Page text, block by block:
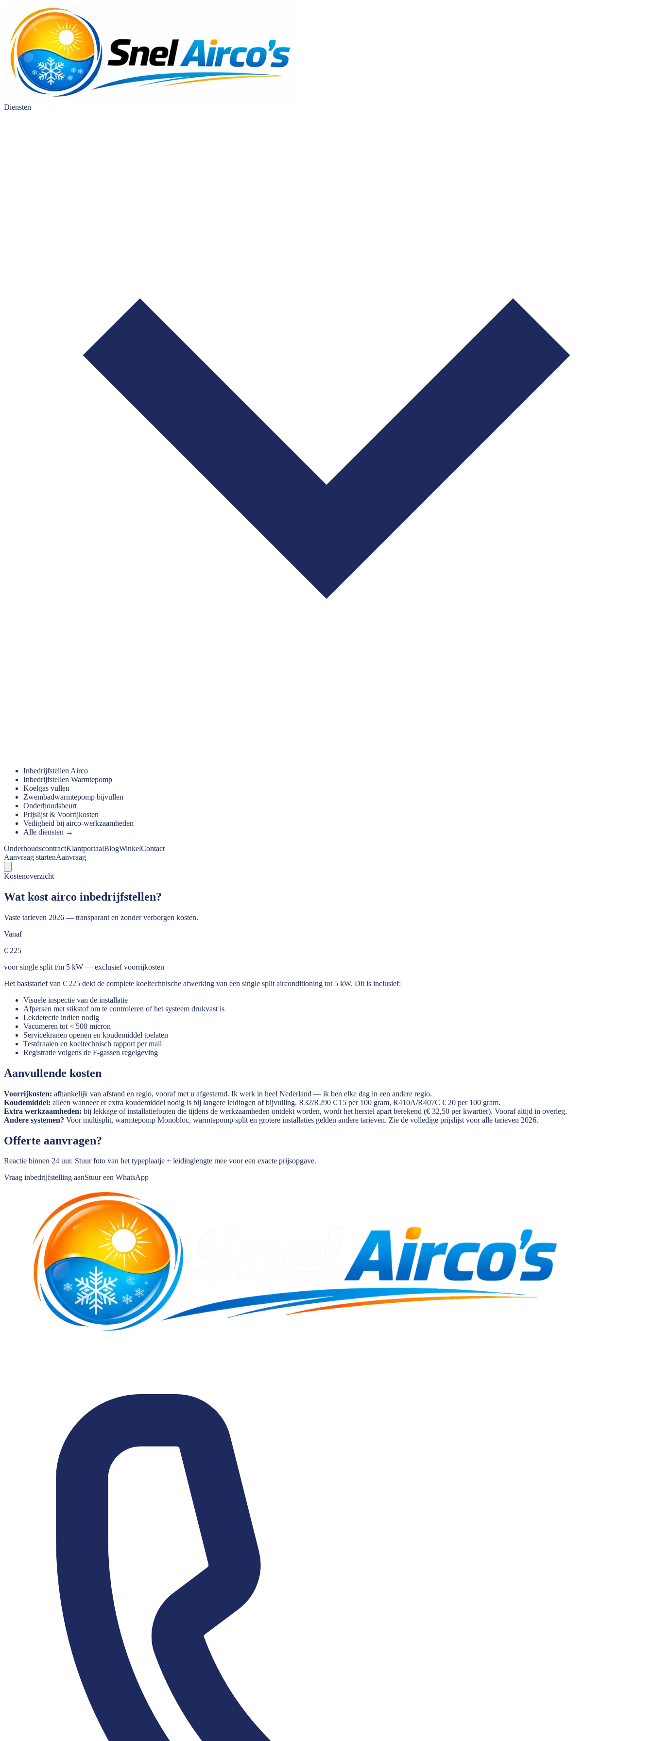
Diensten
Inbedrijfstellen Airco
Inbedrijfstellen Warmtepomp
Koelgas vullen
Zwembadwarmtepomp bijvullen
Onderhoudsbeurt
Prijslijst & Voorrijkosten
Veiligheid bij airco-werkzaamheden
Alle diensten →
OnderhoudscontractKlantportaalBlogWinkelContact
Aanvraag startenAanvraag
Kostenoverzicht
Wat kost airco inbedrijfstellen?
Vaste tarieven 2026 — transparant en zonder verborgen kosten.
Vanaf
€ 225
voor single split t/m 5 kW — exclusief voorrijkosten
Het basistarief van € 225 dekt de complete koeltechnische afwerking van een single split airconditioning tot 5 kW. Dit is inclusief:
Visuele inspectie van de installatie
Afpersen met stikstof om te controleren of het systeem drukvast is
Lekdetectie indien nodig
Vacumeren tot < 500 micron
Servicekranen openen en koudemiddel toelaten
Testdraaien en koeltechnisch rapport per mail
Registratie volgens de F-gassen regelgeving
Aanvullende kosten
Voorrijkosten: afhankelijk van afstand en regio, vooraf met u afgestemd. Ik werk in heel Nederland — ik ben elke dag in een andere regio.
Koudemiddel: alleen wanneer er extra koudemiddel nodig is bij langere leidingen of bijvulling. R32/R290 € 15 per 100 gram, R410A/R407C € 20 per 100 gram.
Extra werkzaamheden: bij lekkage of installatiefouten die tijdens de werkzaamheden ontdekt worden, wordt het herstel apart berekend (€ 32,50 per kwartier). Vooraf altijd in overleg.
Andere systemen? Voor multisplit, warmtepomp Monobloc, warmtepomp split en grotere installaties gelden andere tarieven. Zie de volledige prijslijst voor alle tarieven 2026.
Offerte aanvragen?
Reactie binnen 24 uur. Stuur foto van het typeplaatje + leidinglengte mee voor een exacte prijsopgave.
Vraag inbedrijfstelling aanStuur een WhatsApp